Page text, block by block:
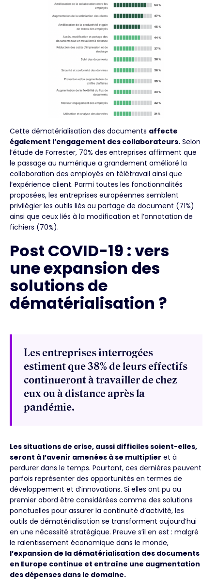
Cette dématérialisation des documents affecte
également l’engagement des collaborateurs. Selon
l’étude de Forrester, 70% des entreprises affirment que
le passage au numérique a grandement amélioré la
collaboration des employés en télétravail ainsi que
l’expérience client. Parmi toutes les fonctionnalités
proposées, les entreprises européennes semblent
privilégier les outils liés au partage de document (71%)
ainsi que ceux liés à la modification et l’annotation de
fichiers (70%).
Post COVID-19 : vers
une expansion des
solutions de
dématérialisation ?
Les entreprises interrogées
estiment que 38% de leurs effectifs
continueront à travailler de chez
eux ou à distance après la
pandémie.
Les situations de crise, aussi difficiles soient-elles,
seront à l’avenir amenées à se multiplier et à
perdurer dans le temps. Pourtant, ces dernières peuvent
parfois représenter des opportunités en termes de
développement et d’innovations. Si elles ont pu au
premier abord être considérées comme des solutions
ponctuelles pour assurer la continuité d’activité, les
outils de dématérialisation se transforment aujourd’hui
en une nécessité stratégique. Preuve s’il en est : malgré
le ralentissement économique dans le monde,
l’expansion de la dématérialisation des documents
en Europe continue et entraîne une augmentation
des dépenses dans le domaine.